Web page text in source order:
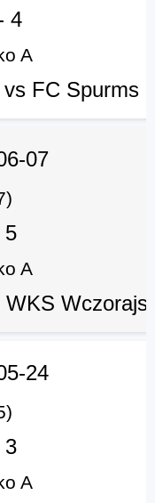
4
A
FC Spurms
07
5
A
Wczorajsi
24
3
A